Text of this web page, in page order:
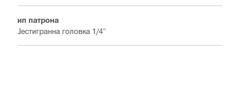
Тип патрона
Шестигранна головка 1/4"